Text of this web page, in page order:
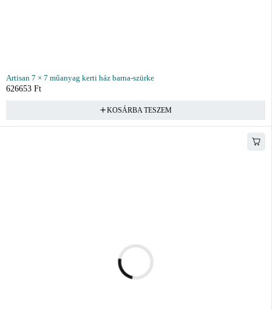
Artisan 7 × 7 műanyag kerti ház barna-szürke
626653 Ft
KOSÁRBA TESZEM